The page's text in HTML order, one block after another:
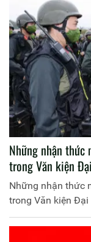
Những nhận thức
trong Văn kiện
Những nhận thức
trong Văn kiện